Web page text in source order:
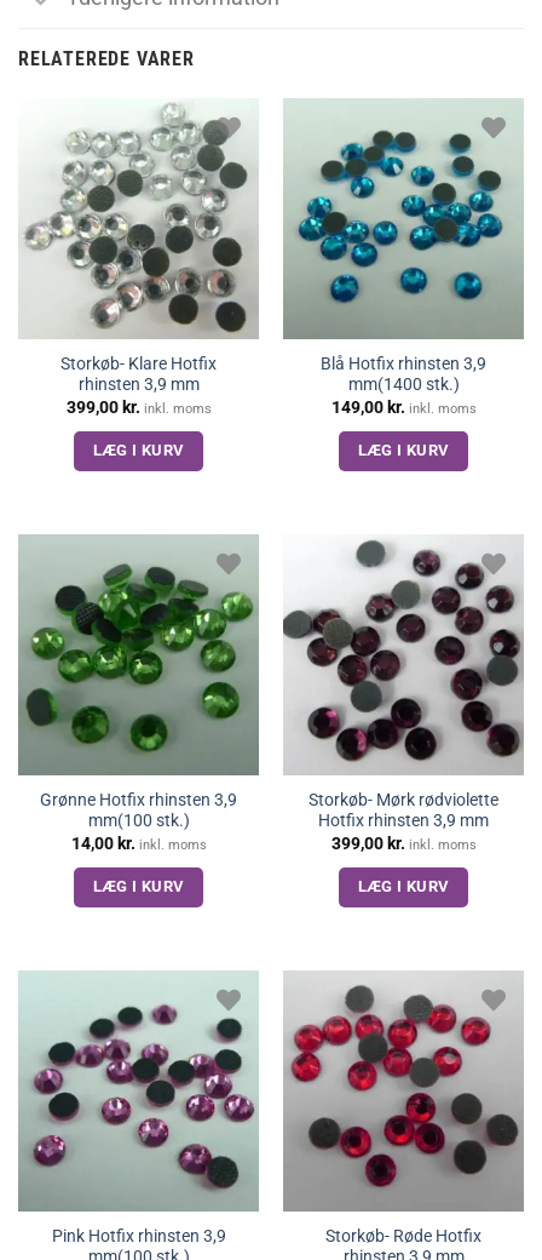
RELATEREDE VARER
Storkøb- Klare Hotfix
rhinsten 3,9 mm
399,00 kr. inkl. moms
LÆG I KURV
Blå Hotfix rhinsten 3,9
mm(1400 stk.)
149,00 kr. inkl. moms
LÆG I KURV
Grønne Hotfix rhinsten 3,9
mm(100 stk.)
14,00 kr. inkl. moms
LÆG I KURV
Storkøb- Mørk rødviolette
Hotfix rhinsten 3,9 mm
399,00 kr. inkl. moms
LÆG I KURV
Pink Hotfix rhinsten 3,9
Storkøb- Røde Hotfix